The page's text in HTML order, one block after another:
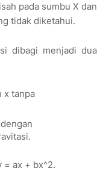
pada sumbu X dan
tidak diketahui.
dibagi menjadi dua
x tanpa
= ax + bx^2.